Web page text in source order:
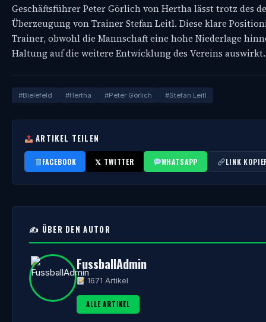
Geschäftsführer Peter Görlich von Hertha lässt trotz des
Überzeugung von Trainer Stefan Leitl. Diese klare
Trainer, obwohl die Mannschaft eine hohe Niederlage
Haltung auf die weitere Entwicklung des Vereins auswirkt.
#Bielefeld #Hertha #Peter Görlich #Stefan Leitl
ARTIKEL TEILEN
FACEBOOK 𝕏 TWITTER WHATSAPP LINK
✍️ ÜBER DEN AUTOR
FussballAdmin
1671 Artikel
ALLE ARTIKEL